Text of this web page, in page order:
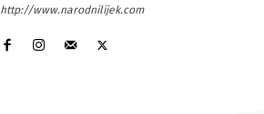
http://www.narodnilijek.com